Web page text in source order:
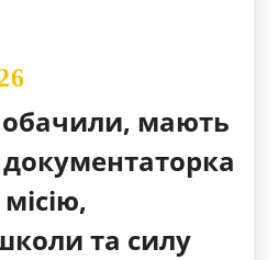
мають
та силу